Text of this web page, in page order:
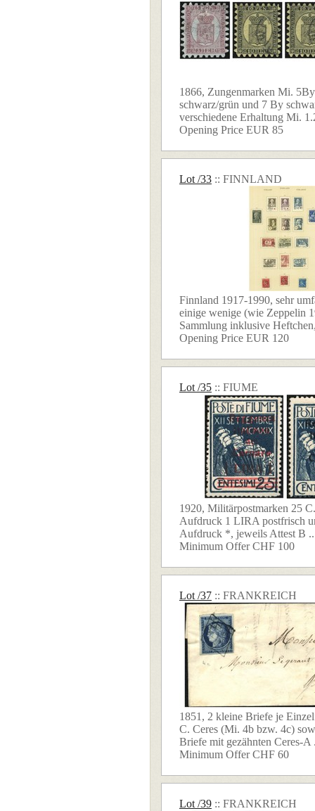
1866, Zungenmarken Mi.
schwarz/grün und 7 By
verschiedene Erhaltung Mi.
Opening Price EUR 85
Lot /33 :: FINNLAND
Finnland 1917-1990, sehr
einige wenige (wie Zeppelin
Sammlung inklusive
Opening Price EUR 120
Lot /35 :: FIUME
1920, Militärpostmarken 25
Aufdruck 1 LIRA postfrisch
Aufdruck *, jeweils Attest B
Minimum Offer CHF 100
Lot /37 :: FRANKREICH
1851, 2 kleine Briefe je
C. Ceres (Mi. 4b bzw. 4c)
Briefe mit gezähnten Ceres-A
Minimum Offer CHF 60
Lot /39 :: FRANKREICH